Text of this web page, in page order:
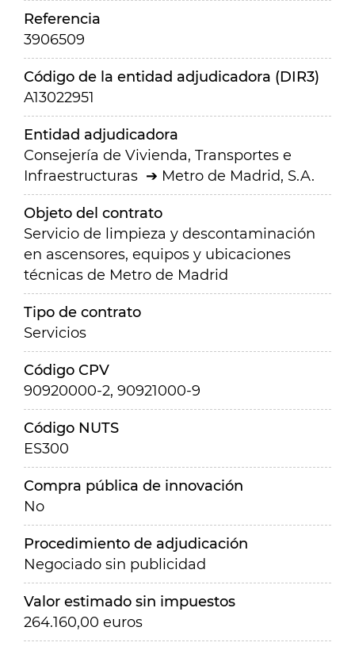
Referencia
3906509
Código de la entidad adjudicadora (DIR3)
A13022951
Entidad adjudicadora
Consejería de Vivienda, Transportes e
Infraestructuras
Metro de Madrid, S.A.
Objeto del contrato
Servicio de limpieza y descontaminación
en ascensores, equipos y ubicaciones
técnicas de Metro de Madrid
Tipo de contrato
Servicios
Código CPV
90920000-2, 90921000-9
Código NUTS
ES300
Compra pública de innovación
No
Procedimiento de adjudicación
Negociado sin publicidad
Valor estimado sin impuestos
264.160,00 euros